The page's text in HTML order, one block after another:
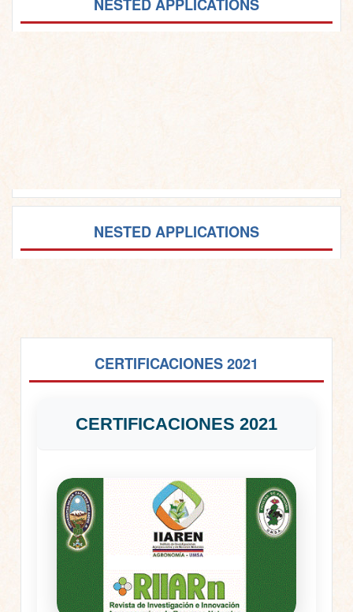
NESTED APPLICATIONS
NESTED APPLICATIONS
CERTIFICACIONES 2021
CERTIFICACIONES 2021